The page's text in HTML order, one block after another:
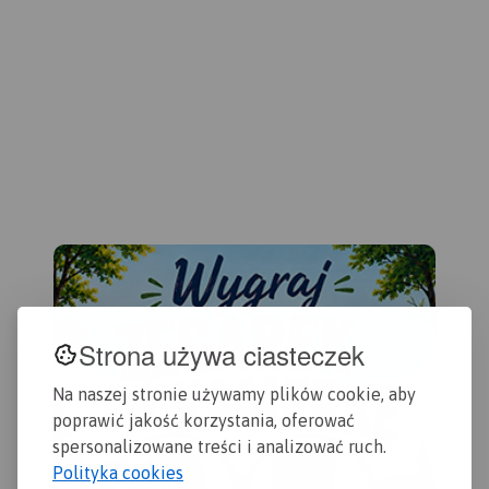
Strona używa ciasteczek
Na naszej stronie używamy plików cookie, aby
poprawić jakość korzystania, oferować
spersonalizowane treści i analizować ruch.
Polityka cookies